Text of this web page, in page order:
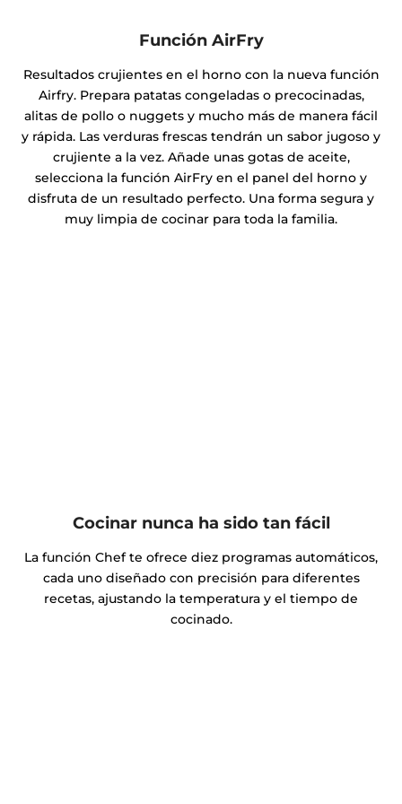
Función AirFry
Resultados crujientes en el horno con la nueva función
Airfry. Prepara patatas congeladas o precocinadas,
alitas de pollo o nuggets y mucho más de manera fácil
y rápida. Las verduras frescas tendrán un sabor jugoso y
crujiente a la vez. Añade unas gotas de aceite,
selecciona la función AirFry en el panel del horno y
disfruta de un resultado perfecto. Una forma segura y
muy limpia de cocinar para toda la familia.
Cocinar nunca ha sido tan fácil
La función Chef te ofrece diez programas automáticos,
cada uno diseñado con precisión para diferentes
recetas, ajustando la temperatura y el tiempo de
cocinado.